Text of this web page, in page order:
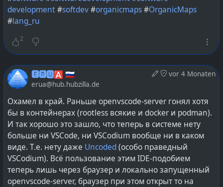
development#softdev#organicmaps#OrganicMaps
#lang_ru
2
vor 4 Monaten
🅴🆁🆄🅰 🇷🇺
erua@hub.hubzilla.de
Охамел в край. Раньше openvscode-server гонял хотя
бы в контейнерах (rootless всякие и docker и podman).
И так хорошо это зашло, что теперь в системе нету
больше ни VSCode, ни VSCodium вообще ни в каком
виде. Т.е. нету даже Uncoded(особо праведный
VSCodium). Всё пользование этим IDE-подобием
теперь лишь через браузер и локально запущенный
openvscode-server, браузер при этом открыт то на